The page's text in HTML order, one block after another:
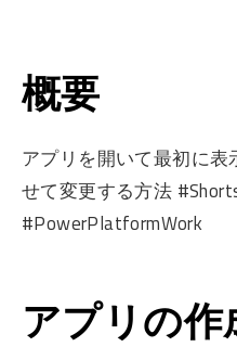
概要
アプリを開いて最初に
せて変更する方法
#PowerPlatformWork
アプリの作